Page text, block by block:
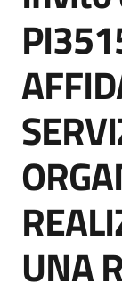
Supporto
Piattaforme
telematiche
UNA